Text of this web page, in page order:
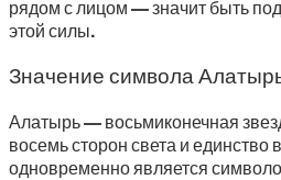
рядом с лицом — значит быть
этой силы.
Значение символа
Алатырь — восьмиконечная
восемь сторон света и единство
одновременно является